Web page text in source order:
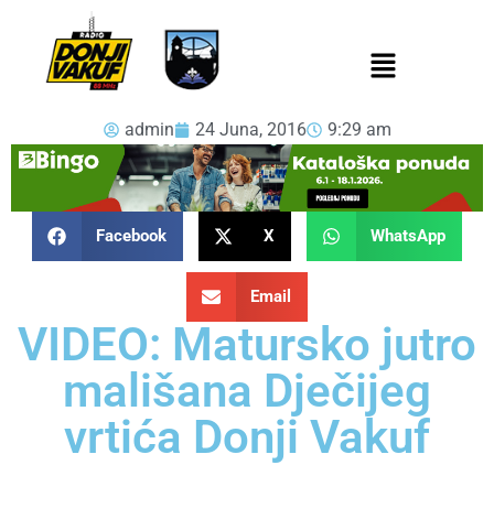
admin 24 Juna, 2016 9:29 am
Facebook X WhatsApp
Email
VIDEO: Matursko jutro
mališana Dječijeg
vrtića Donji Vakuf